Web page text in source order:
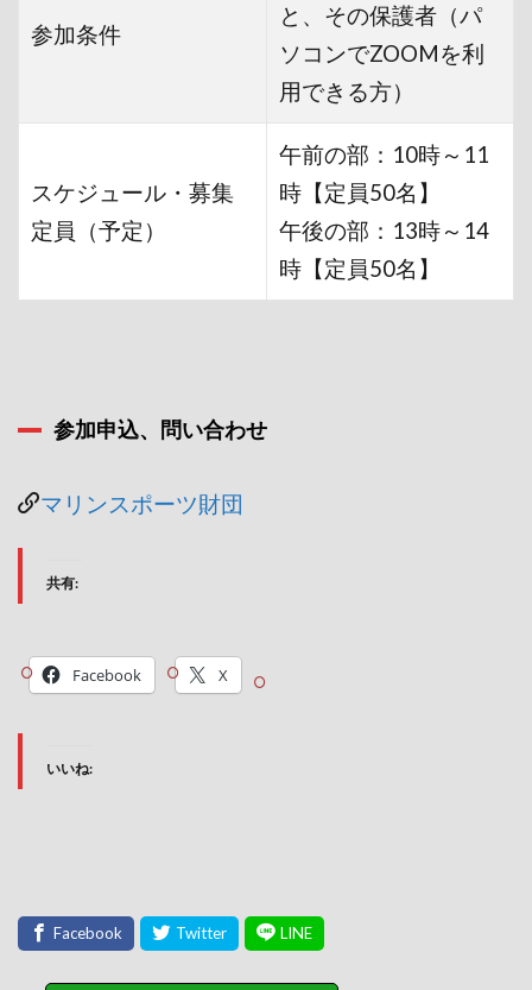
参加条件
と、その保護者（パ
ソコンでZOOMを利
用できる方）
スケジュール・募集
定員（予定）
午前の部：10時～11
時【定員50名】
午後の部：13時～14
時【定員50名】
参加申込、問い合わせ
マリンスポーツ財団
共有:
Facebook X
いいね: